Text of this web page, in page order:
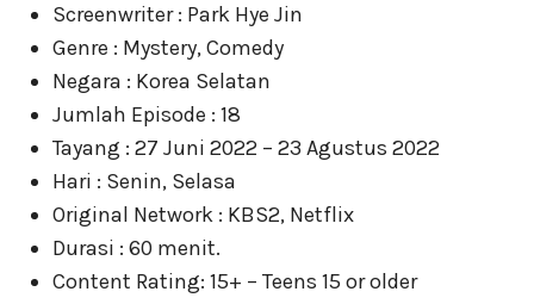
Screenwriter : Park Hye Jin
Genre : Mystery, Comedy
Negara : Korea Selatan
Jumlah Episode : 18
Tayang : 27 Juni 2022 – 23 Agustus 2022
Hari : Senin, Selasa
Original Network : KBS2, Netflix
Durasi : 60 menit.
Content Rating: 15+ – Teens 15 or older